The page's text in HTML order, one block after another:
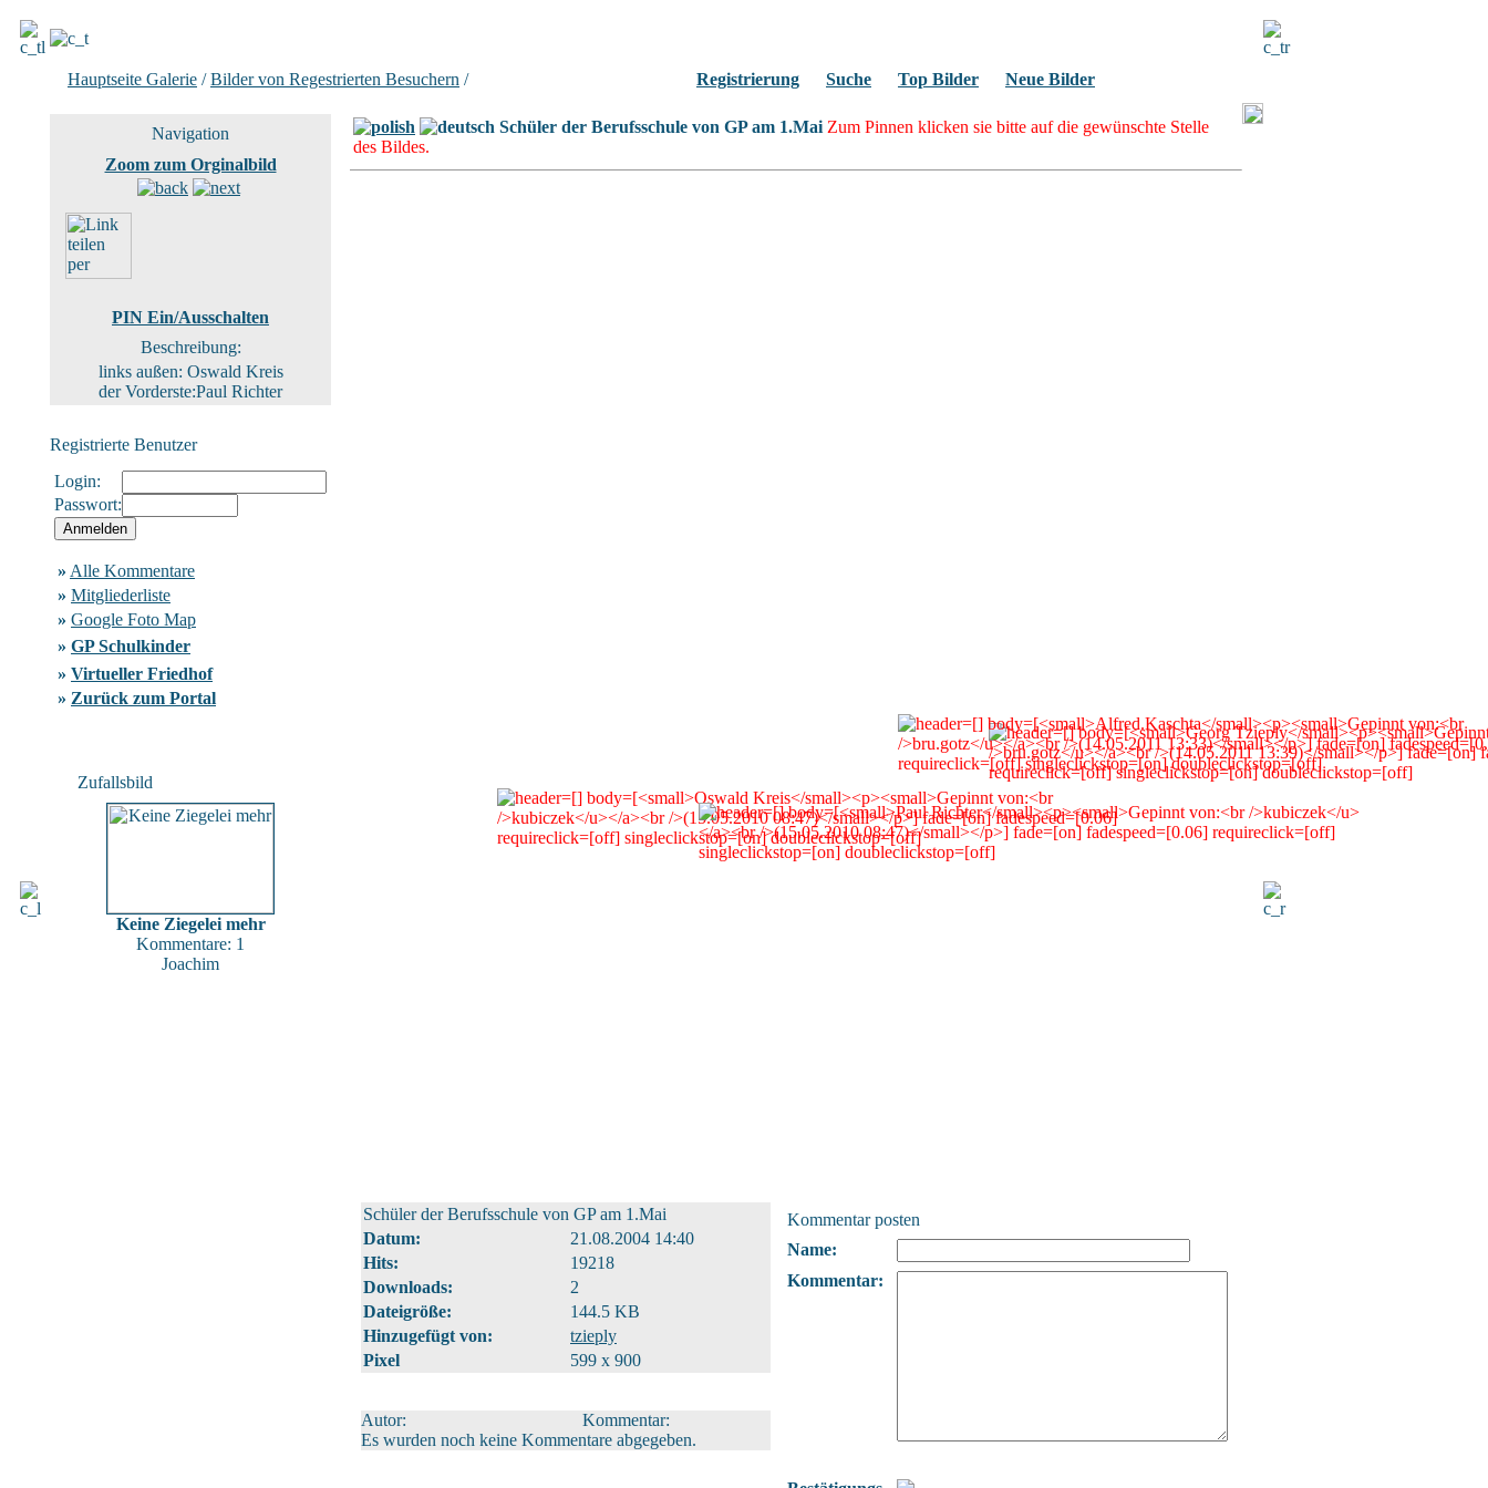
Hauptseite Galerie /Bilder von Regestrierten Besuchern / Registrierung Suche Top Bilder Neue Bilder
Navigation
Zoom zum Orginalbild
PIN Ein/Ausschalten
Beschreibung:
links außen: Oswald Kreis
der Vorderste:Paul Richter
Registrierte Benutzer
Login:
Passwort:
» Alle Kommentare
» Mitgliederliste
» Google Foto Map
» GP Schulkinder
» Virtueller Friedhof
» Zurück zum Portal
Zufallsbild
Keine Ziegelei mehr
Kommentare: 1
Joachim
Schüler der Berufsschule von GP am 1.Mai Zum Pinnen klicken sie bitte auf die gewünschte Stelle
des Bildes.
Schüler der Berufsschule von GP am 1.Mai
Datum:
21.08.2004 14:40
Hits:
19218
Downloads:
2
Dateigröße:
144.5 KB
Hinzugefügt von:
tzieply
Pixel
599 x 900
Autor:
Kommentar:
Es wurden noch keine Kommentare abgegeben.
Kommentar posten
Name:
Kommentar: